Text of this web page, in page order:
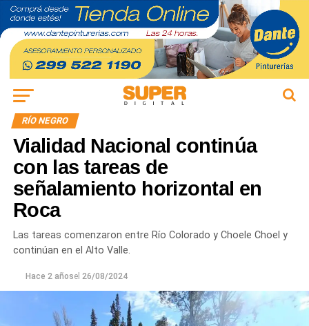
RÍO NEGRO
Vialidad Nacional continúa
con las tareas de
señalamiento horizontal en
Roca
Las tareas comenzaron entre Río Colorado y Choele Choel y
continúan en el Alto Valle.
Hace 2 añosel 26/08/2024